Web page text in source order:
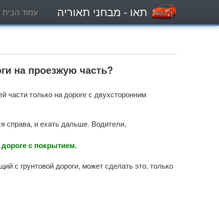
תאו - מבחני תאוריה עמוד הבית
на проезжую часть?
только на дороге с двухсторонним
справа, и ехать дальше. Водители,
с покрытием.
с грунтовой дороги, может сделать это, только